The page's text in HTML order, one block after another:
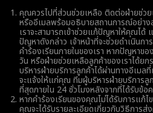
คุณควรไปที่ส่วนช่วยเหลือ ติดต่อฝ่ายช่ว
หรืออีเมลพร้อมอธิบายสถานการณ์อย่าง
เราจะสามารถเข้าช่วยแก้ปัญหาให้คุณได้
ปัญหาดังกล่าว เจ้าหน้าที่จะช่วยดำเนินก
คำร้องเรียนภายในของเรา หากปัญหาข
วัน หรือฝ่ายช่วยเหลือลูกค้าของเราได้
บริหารฝ่ายบริการลูกค้าได้ผ่านทางอีเมล
จะแจ้งให้แก่คุณ ทีมผู้บริหารฝ่ายบริการลู
ที่สุดภายใน 24 ชั่วโมงหลังจากที่ได้รับข้
หากคำร้องเรียนของคุณไม่ได้รับการแก้
คุณจะได้รับรายละเอียดเกี่ยวกับวิธีการส่